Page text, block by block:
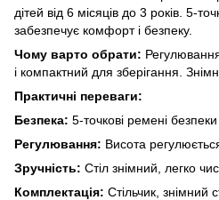
дітей від 6 місяців до 3 років. 5-
забезпечує комфорт і безпеку.
Чому варто обрати:
і компактний для зберігання.
Практичні переваги:
Безпека: 5-точкові ремені безпеки
Регулювання: Висота
Зручність: Стіл знімний, легко
Комплектація: Стільчик, знімний